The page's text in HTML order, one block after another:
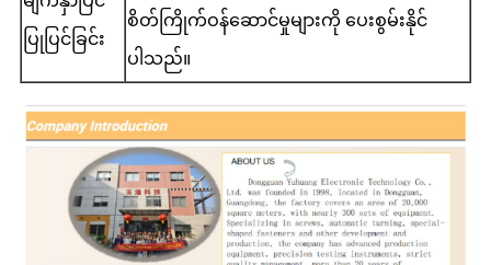
ပြုပြင်ခြင်း
စိတ်ကြိုက်ဝန်ဆောင်မှုများကို ပေးစွမ်းနိုင်
ပါသည်။